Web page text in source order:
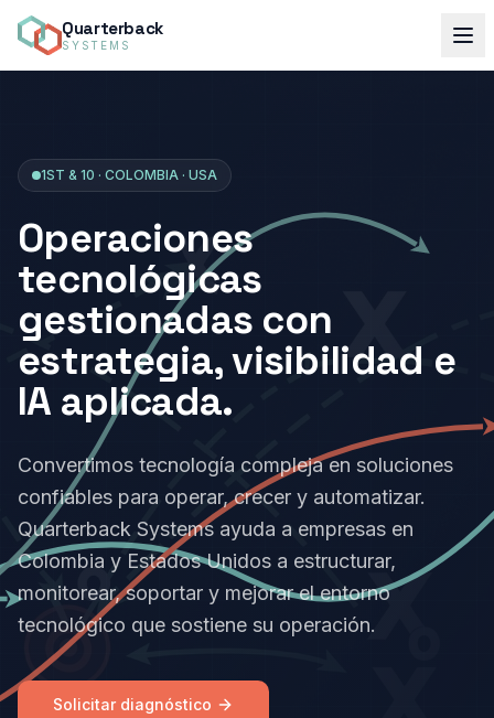
Quarterback
SYSTEMS
1ST & 10 · COLOMBIA · USA
Operaciones
tecnológicas
gestionadas con
estrategia, visibilidad e
IA aplicada.
Convertimos tecnología compleja en soluciones
confiables para operar, crecer y automatizar.
Quarterback Systems ayuda a empresas en
Colombia y Estados Unidos a estructurar,
monitorear, soportar y mejorar el entorno
tecnológico que sostiene su operación.
Solicitar diagnóstico